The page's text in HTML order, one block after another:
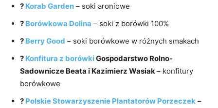
? Korab Garden – soki aroniowe
? Borówkowa Dolina – soki z borówki 100%
? Berry Good – soki borówkowe w różnych smakach
? Konfitura z borówkiGospodarstwo Rolno-
Sadownicze Beata i Kazimierz Wasiak– konfitury
borówkowe
? Polskie Stowarzyszenie Plantatorów Porzeczek –